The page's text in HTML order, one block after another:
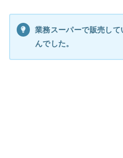
業務スーパーで販売し
んでした。